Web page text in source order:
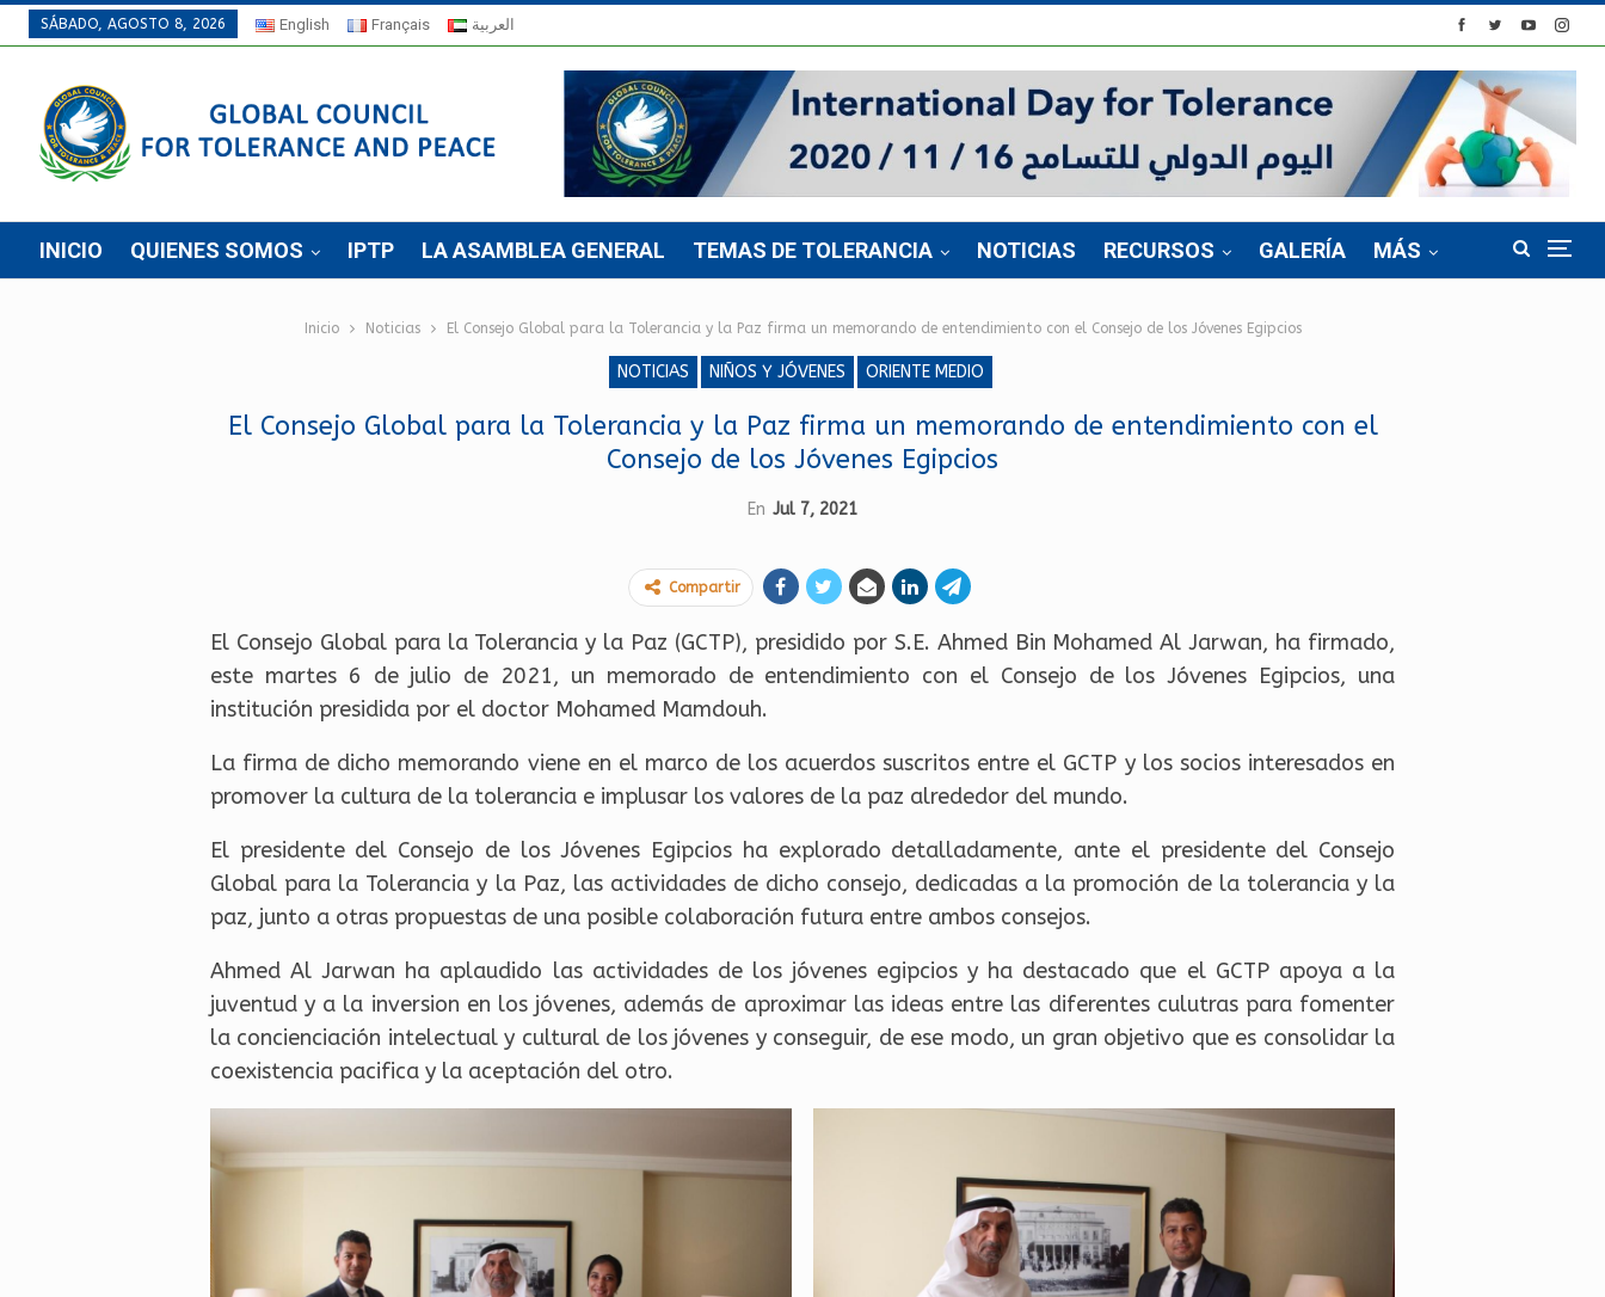
SÁBADO, AGOSTO 8, 2026 English Français العربية
INICIO QUIENES SOMOS IPTP LA ASAMBLEA GENERAL TEMAS DE TOLERANCIA NOTICIAS RECURSOS GALERÍA MÁS
Inicio Noticias El Consejo Global para la Tolerancia y la Paz firma un memorando de entendimiento con el Consejo de los Jóvenes Egipcios
NOTICIAS NIÑOS Y JÓVENES ORIENTE MEDIO
El Consejo Global para la Tolerancia y la Paz firma un memorando de entendimiento con el
Consejo de los Jóvenes Egipcios
En Jul 7, 2021
Compartir
El Consejo Global para la Tolerancia y la Paz (GCTP), presidido por S.E. Ahmed Bin Mohamed Al Jarwan, ha firmado,
este martes 6 de julio de 2021, un memorado de entendimiento con el Consejo de los Jóvenes Egipcios, una
institución presidida por el doctor Mohamed Mamdouh.
La firma de dicho memorando viene en el marco de los acuerdos suscritos entre el GCTP y los socios interesados en
promover la cultura de la tolerancia e implusar los valores de la paz alrededor del mundo.
El presidente del Consejo de los Jóvenes Egipcios ha explorado detalladamente, ante el presidente del Consejo
Global para la Tolerancia y la Paz, las actividades de dicho consejo, dedicadas a la promoción de la tolerancia y la
paz, junto a otras propuestas de una posible colaboración futura entre ambos consejos.
Ahmed Al Jarwan ha aplaudido las actividades de los jóvenes egipcios y ha destacado que el GCTP apoya a la
juventud y a la inversion en los jóvenes, además de aproximar las ideas entre las diferentes culutras para fomenter
la concienciación intelectual y cultural de los jóvenes y conseguir, de ese modo, un gran objetivo que es consolidar la
coexistencia pacifica y la aceptación del otro.